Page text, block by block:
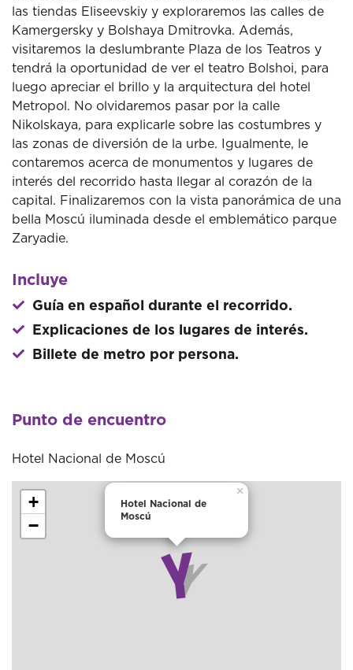
las tiendas Eliseevskiy y exploraremos las calles de
Kamergersky y Bolshaya Dmitrovka. Además,
visitaremos la deslumbrante Plaza de los Teatros y
tendrá la oportunidad de ver el teatro Bolshoi, para
luego apreciar el brillo y la arquitectura del hotel
Metropol. No olvidaremos pasar por la calle
Nikolskaya, para explicarle sobre las costumbres y
las zonas de diversión de la urbe. Igualmente, le
contaremos acerca de monumentos y lugares de
interés del recorrido hasta llegar al corazón de la
capital. Finalizaremos con la vista panorámica de una
bella Moscú iluminada desde el emblemático parque
Zaryadie.
Incluye
Guía en español durante el recorrido.
Explicaciones de los lugares de interés.
Billete de metro por persona.
Punto de encuentro
Hotel Nacional de Moscú
Hotel Nacional de
Moscú
×
+
−